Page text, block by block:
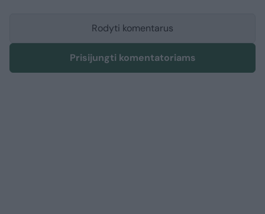
Rodyti komentarus
Prisijungti komentatoriams